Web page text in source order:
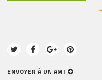
ENVOYER À UN AMI